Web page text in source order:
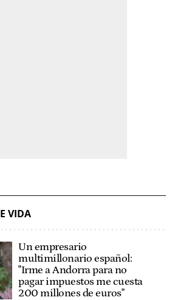
VIDA
Un empresario
multimillonario español:
"Irme a Andorra para no
pagar impuestos me cuesta
200 millones de euros"